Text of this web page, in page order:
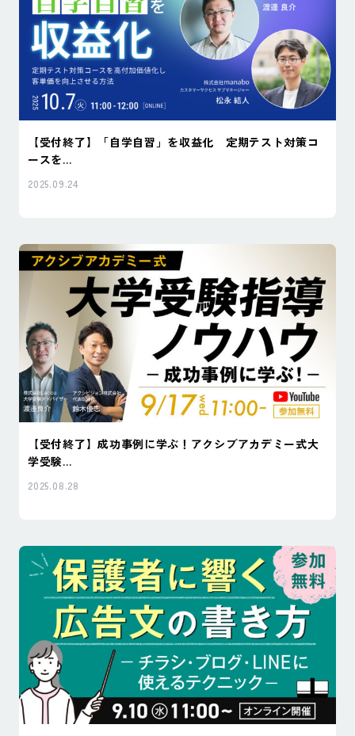
【受付終了】「自学自習」を収益化 定期テスト対策コ
ースを...
2025.09.24
【受付終了】成功事例に学ぶ！アクシブアカデミー式大
学受験...
2025.08.28